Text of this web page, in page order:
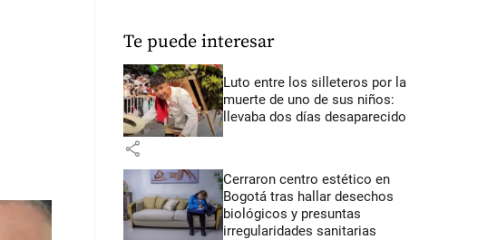
Te puede interesar
Luto entre los silleteros por la
muerte de uno de sus niños:
llevaba dos días desaparecido
share
Cerraron centro estético en
Bogotá tras hallar desechos
biológicos y presuntas
irregularidades sanitarias